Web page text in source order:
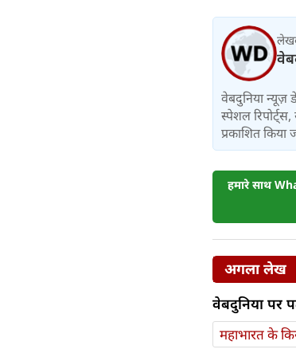
वेबदुनिया न्यूज़
स्पेशल
प्रकाशित किया
हमारे साथ
अगला लेख
वेबदुनिया पर
महाभारत के